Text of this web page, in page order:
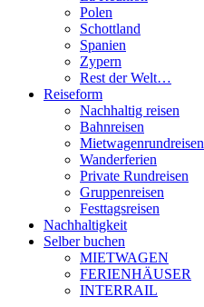
Polen
Schottland
Spanien
Zypern
Rest der Welt…
Reiseform
Nachhaltig reisen
Bahnreisen
Mietwagenrundreisen
Wanderferien
Private Rundreisen
Gruppenreisen
Festtagsreisen
Nachhaltigkeit
Selber buchen
MIETWAGEN
FERIENHÄUSER
INTERRAIL